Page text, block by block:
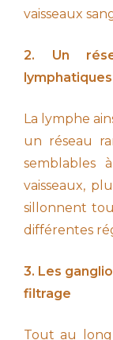
vaisseaux
2. Un
lymphatiques
La lymphe
un réseau
semblables
vaisseaux,
sillonnent
différentes
3. Les
filtrage
Tout au